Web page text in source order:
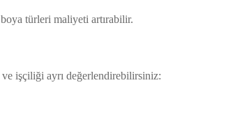
türleri maliyeti artırabilir.
ve işçiliği ayrı değerlendirebilirsiniz: